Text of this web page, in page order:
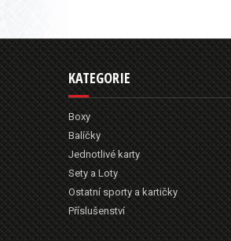
KATEGORIE
Boxy
Balíčky
Jednotlivé karty
Sety a Loty
Ostatní sporty a kartičky
Příslušenství